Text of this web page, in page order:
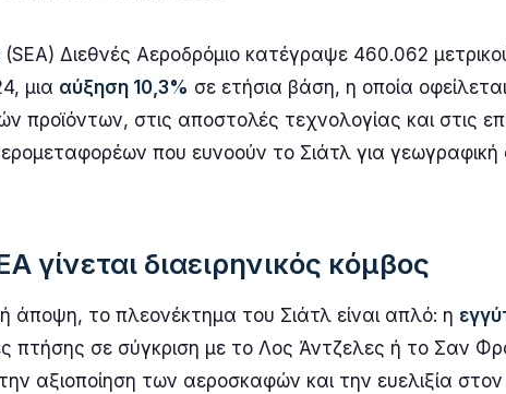
(SEA) Διεθνές Αεροδρόμιο κατέγραψε 460.062
μια αύξηση 10,3% σε ετήσια βάση, η οποία
προϊόντων, στις αποστολές τεχνολογίας και στις
που ευνοούν το Σιάτλ για γεωγραφική
γίνεται διαειρηνικός κόμβος
άποψη, το πλεονέκτημα του Σιάτλ είναι απλό: η
πτήσης σε σύγκριση με το Λος Άντζελες ή το Σαν
αξιοποίηση των αεροσκαφών και την ευελιξία